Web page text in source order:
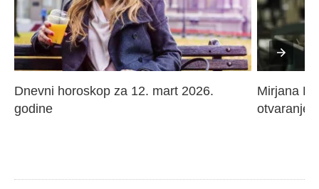
Dnevni horoskop za 12. mart 2026.
godine
Mirjana
otvaranje